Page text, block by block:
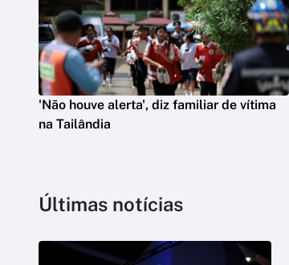
'Não houve alerta', diz familiar de vítima
na Tailândia
Últimas notícias